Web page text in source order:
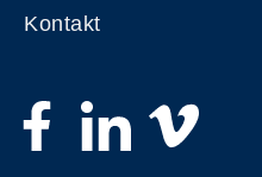
Kontakt